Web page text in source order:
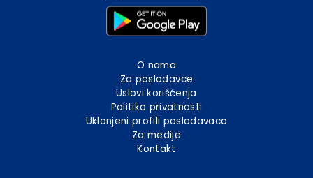
O nama
Za poslodavce
Uslovi korišćenja
Politika privatnosti
Uklonjeni profili poslodavaca
Za medije
Kontakt